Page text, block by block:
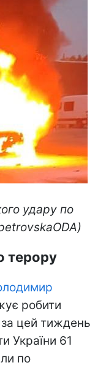
удару по
терору
робити
цей тиждень
України 61
по